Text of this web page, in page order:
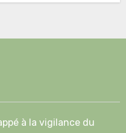
à la vigilance du